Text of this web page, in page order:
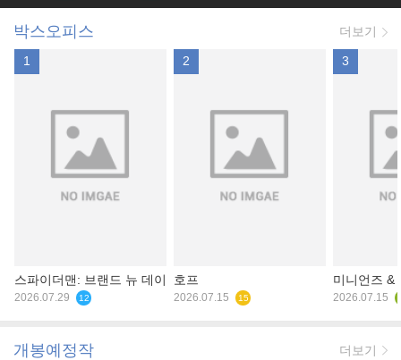
박스오피스 더보기
1
스파이더맨: 브랜드 뉴 데이
2026.07.29 12
2
호프
2026.07.15 15
3
미니언즈 &
2026.07.15
개봉예정작 더보기